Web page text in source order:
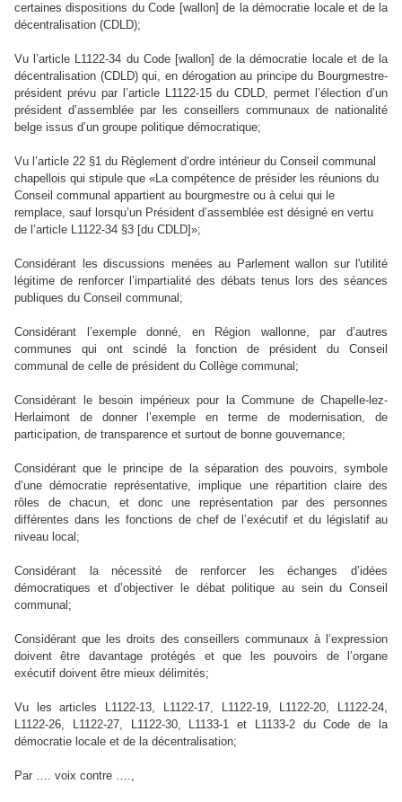
certaines dispositions du Code [wallon] de la démocratie locale et de la
décentralisation (CDLD);
Vu l’article L1122‑34 du Code [wallon] de la démocratie locale et de la
décentralisation (CDLD) qui, en dérogation au principe du Bourgmestre-
président prévu par l’article L1122‑15 du CDLD, permet l’élection d’un
président d’assemblée par les conseillers communaux de nationalité
belge issus d’un groupe politique démocratique;
Vu l’article 22 §1 du Règlement d’ordre intérieur du Conseil communal
chapellois qui stipule que «La compétence de présider les réunions du
Conseil communal appartient au bourgmestre ou à celui qui le
remplace, sauf lorsqu’un Président d’assemblée est désigné en vertu
de l’article L1122‑34 §3 [du CDLD]»;
Considérant les discussions menées au Parlement wallon sur l'utilité
légitime de renforcer l’impartialité des débats tenus lors des séances
publiques du Conseil communal;
Considérant l’exemple donné, en Région wallonne, par d’autres
communes qui ont scindé la fonction de président du Conseil
communal de celle de président du Collège communal;
Considérant le besoin impérieux pour la Commune de Chapelle-lez-
Herlaimont de donner l’exemple en terme de modernisation, de
participation, de transparence et surtout de bonne gouvernance;
Considérant que le principe de la séparation des pouvoirs, symbole
d’une démocratie représentative, implique une répartition claire des
rôles de chacun, et donc une représentation par des personnes
différentes dans les fonctions de chef de l’exécutif et du législatif au
niveau local;
Considérant la nécessité de renforcer les échanges d’idées
démocratiques et d’objectiver le débat politique au sein du Conseil
communal;
Considérant que les droits des conseillers communaux à l’expression
doivent être davantage protégés et que les pouvoirs de l’organe
exécutif doivent être mieux délimités;
Vu les articles L1122‑13, L1122‑17, L1122‑19, L1122‑20, L1122‑24,
L1122‑26, L1122‑27, L1122‑30, L1133-1 et L1133-2 du Code de la
démocratie locale et de la décentralisation;
Par …. voix contre ….,